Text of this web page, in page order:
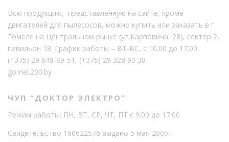
Всю продукцию, представленную на сайте, кроме
двигателей для пылесосов, можно купить или заказать в г.
Гомеле на Центральном рынке (ул.Карповича, 28), сектор 2,
павильон 18. График работы – ВТ-ВС, с 10.00 до 17.00.
(+375) 29 649-89-51 , (+375) 29 328 93 38
gomel.200.by
ЧУП “ДОКТОР ЭЛЕКТРО”
Режим работы: ПН, ВТ, СР, ЧТ, ПТ с 9:00 до 17:00
Свидетельство 190622576 выдано 5 мая 2005г.